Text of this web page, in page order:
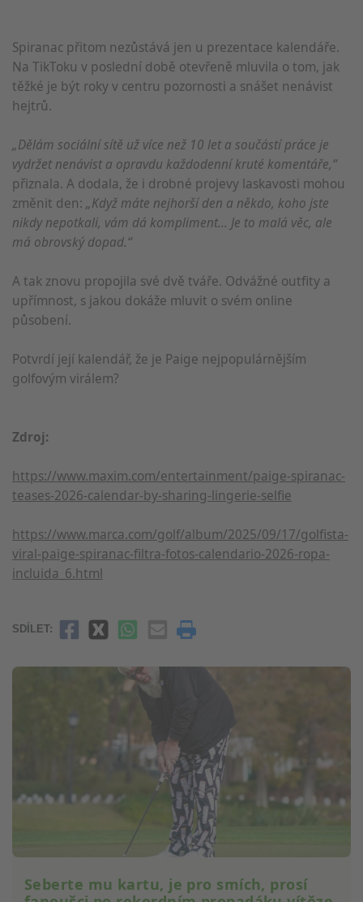
Spiranac přitom nezůstává jen u prezentace kalendáře.
Na TikToku v poslední době otevřeně mluvila o tom, jak
těžké je být roky v centru pozornosti a snášet nenávist
hejtrů.
„Dělám sociální sítě už více než 10 let a součástí práce je
vydržet nenávist a opravdu každodenní kruté komentáře,“
přiznala. A dodala, že i drobné projevy laskavosti mohou
změnit den: „Když máte nejhorší den a někdo, koho jste
nikdy nepotkali, vám dá kompliment… Je to malá věc, ale
má obrovský dopad.“
A tak znovu propojila své dvě tváře. Odvážné outfity a
upřímnost, s jakou dokáže mluvit o svém online
působení.
Potvrdí její kalendář, že je Paige nejpopulárnějším
golfovým virálem?
Zdroj:
https://www.maxim.com/entertainment/paige-spiranac-
teases-2026-calendar-by-sharing-lingerie-selfie
https://www.marca.com/golf/album/2025/09/17/golfista-
viral-paige-spiranac-filtra-fotos-calendario-2026-ropa-
incluida_6.html
SDÍLET:
Seberte mu kartu, je pro smích, prosí